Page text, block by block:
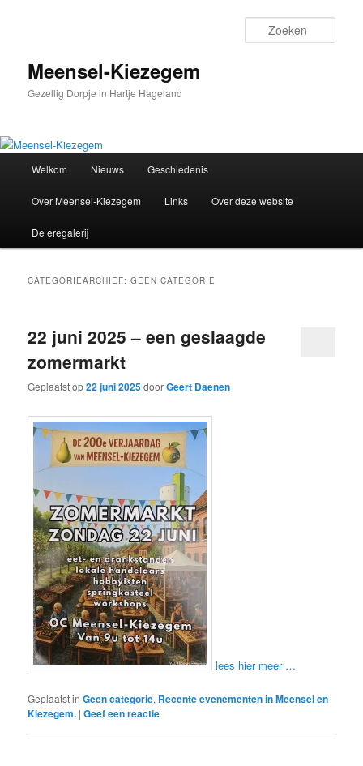
inhoud
inhoudMeensel-Kiezegem
Gezellig Dorpje in Hartje Hageland
Welkom Nieuws Geschiedenis
Over Meensel-Kiezegem Links Over deze website
De eregalerij
CATEGORIEARCHIEF:GEEN CATEGORIE
22 juni 2025 – een geslaagde
zomermarkt
Geplaatst op22 juni 2025doorGeert Daenen
lees hier meer …
Geplaatst in Geen categorie, Recente evenementen in Meensel en
Kiezegem. |Geef een reactie